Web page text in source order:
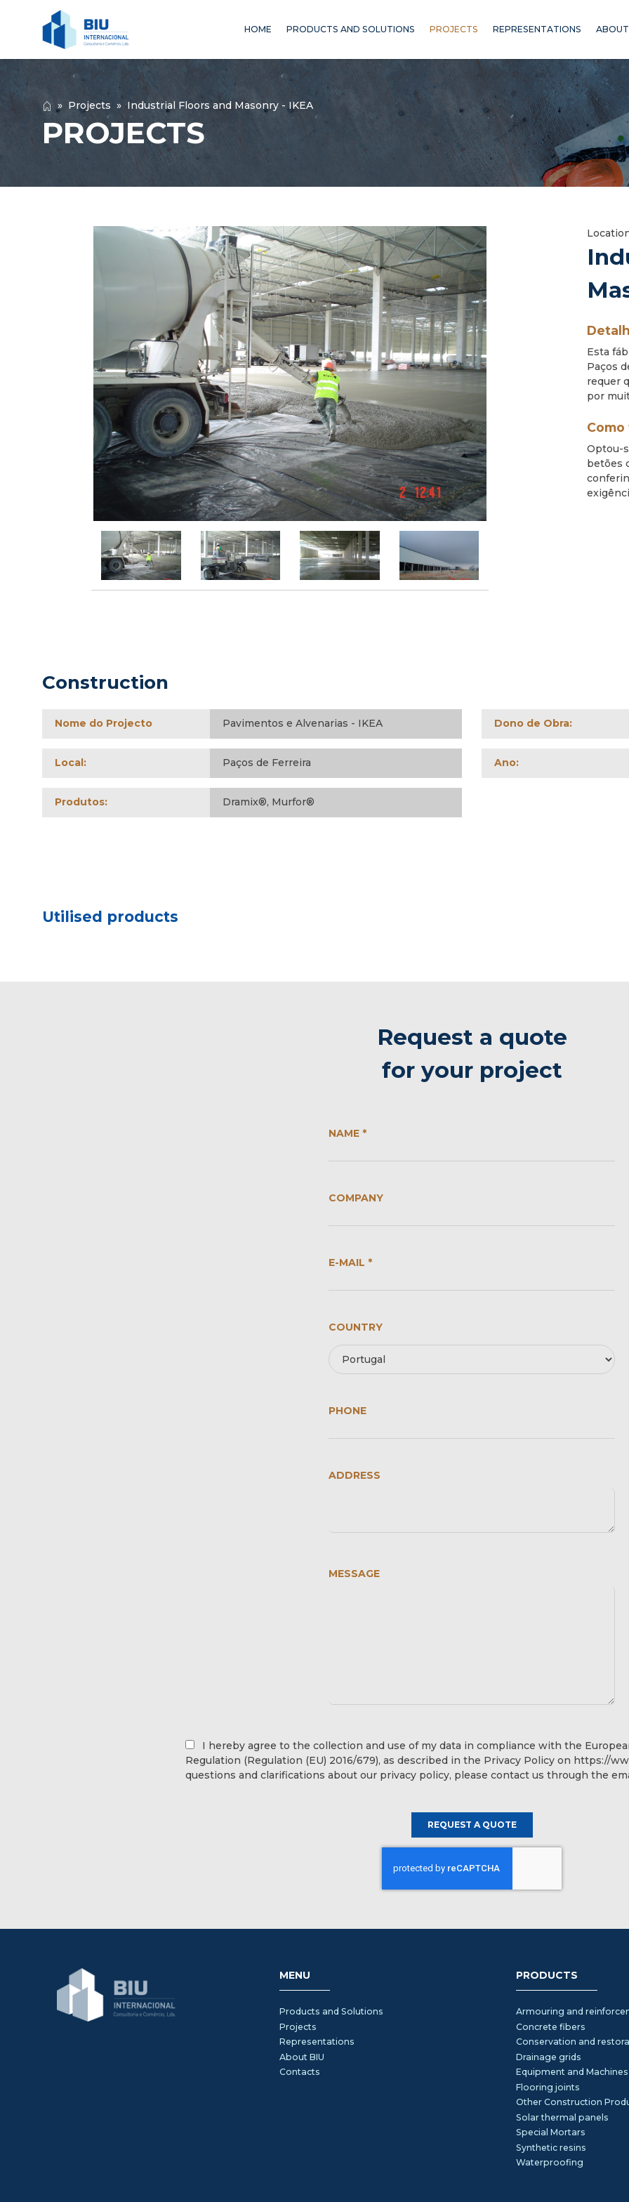
HOME PRODUCTS AND SOLUTIONS PROJECTS REPRESENTATIONS
» Projects »Industrial Floors and Masonry - IKEA
PROJECTS
Esta
Paços
requer
por
Optou-
betões
Construction
Nome do Projecto Pavimentos e Alvenarias - IKEA Dono de Obra:
Local: Paços de Ferreira Ano:
Produtos: Dramix®, Murfor®
Utilised products
Request a quote
for your project
NAME *
COMPANY
E-MAIL *
COUNTRY
PHONE
ADDRESS
MESSAGE
I hereby agree to the collection and use of my data in compliance with the
Regulation (Regulation (EU) 2016/679), as described in the Privacy Policy on https://
questions and clarifications about our privacy policy, please contact us through the
REQUEST A QUOTE
MENU
Products and Solutions
Projects
Representations
About BIU
Contacts
PRODUCTS
Armouring and
Concrete fibers
Conservation and
Drainage grids
Equipment and Machines
Flooring joints
Other Construction
Solar thermal panels
Special Mortars
Synthetic resins
Waterproofing